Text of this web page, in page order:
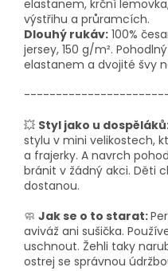
elastanem, krční
výstřihu a průramcích.
Dlouhý rukáv: 100%
jersey, 150 g/m².
elastanem a dvojité švy
💥 Styl jako u
stylu v mini velikostech,
a frajerky. A navrch
bránit v žádný akci. Děti
dostanou.
🧼 Jak se o to starat:
aviváž ani sušička.
uschnout. Žehli taky
ostrej se správnou